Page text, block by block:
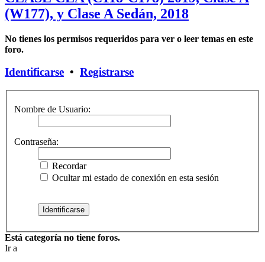
(W177), y Clase A Sedán, 2018
No tienes los permisos requeridos para ver o leer temas en este
foro.
Identificarse • Registrarse
Nombre de Usuario:
Contraseña:
Recordar
Ocultar mi estado de conexión en esta sesión
Está categoría no tiene foros.
Ir a